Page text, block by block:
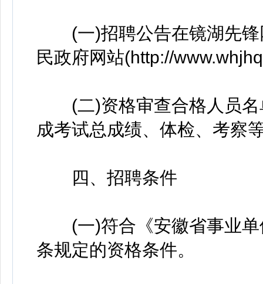
(一)招聘公告在镜湖先锋
民政府网站(http://
(二)资格审查合格人员名
成考试总成绩、体检、考察
四、招聘条件
(一)符合《安徽省事业单
条规定的资格条件。